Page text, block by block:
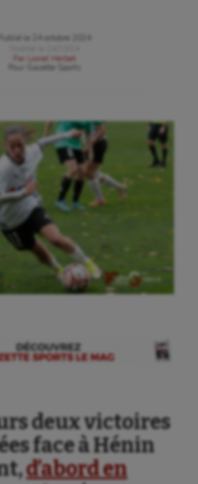
Publié le
24 octobre 2024
Par
Lionel Herbet
Gazette Sports
deux victoires
face à Hénin
d’abord en